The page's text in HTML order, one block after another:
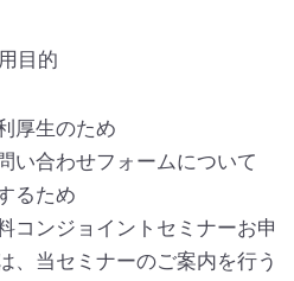
目的
厚生のため
い合わせフォームについて
るため
コンジョイントセミナーお申
、当セミナーのご案内を行う